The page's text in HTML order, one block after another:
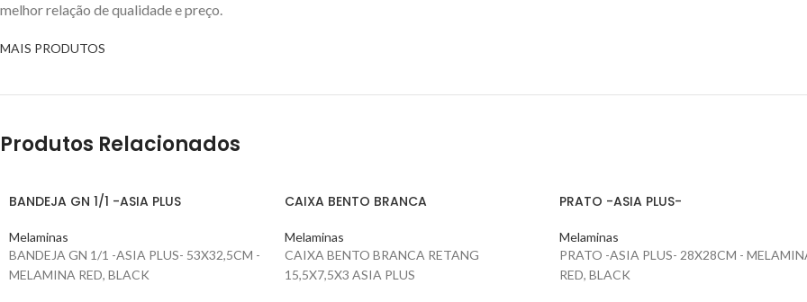
melhor relação de qualidade e preço.
MAIS PRODUTOS
Produtos Relacionados
BANDEJA GN 1/1 -ASIA PLUS
Melaminas
BANDEJA GN 1/1 -ASIA PLUS- 53X32,5CM -
MELAMINA RED, BLACK
CAIXA BENTO BRANCA
Melaminas
CAIXA BENTO BRANCA RETANG
15,5X7,5X3 ASIA PLUS
PRATO -ASIA PLUS-
Melaminas
PRATO -ASIA PLUS- 28X28CM -
RED, BLACK